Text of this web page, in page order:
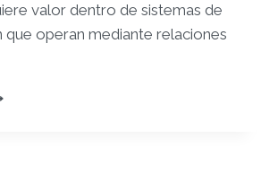
valor dentro de sistemas de
que operan mediante relaciones